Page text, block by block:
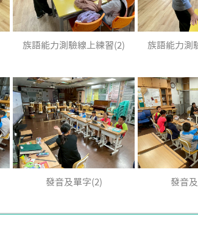
族語能力測驗線上練習(2) 族語能力測
發音及單字(2) 發音